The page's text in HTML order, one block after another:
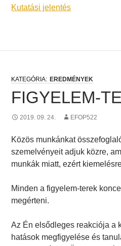
Kutatási jelentés
EREDMÉNYEK
FIGYELEM-
2019. 09. 24. EFOP522
Közös munkánkat
szemelvényeit adjuk közre,
munkák miatt, ezért
Minden a figyelem-terek
megérteni.
Az Én elsődleges reakciója a
hatások megfigyelése és